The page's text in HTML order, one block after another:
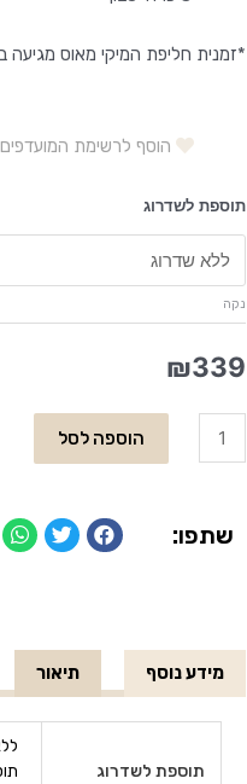
*זמנית חליפת המיקי מאוס מגיעה
הוסף לרשימת המועדפים
תוספת לשדרוג
נקה
₪339
הוספה לסל
שתפו:
מידע נוסף תיאור
תוספת לשדרוג